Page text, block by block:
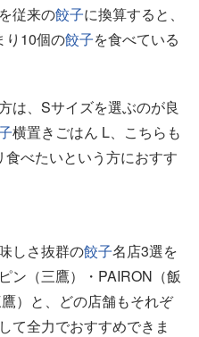
を従来の餃子に換算すると、
り10個の餃子を食べている
は、Sサイズを選ぶのが良
横置きごはん L、こちらも
べたいという方におすす
しさ抜群の餃子名店3選を
ン（三鷹）・PAIRON（飯
）と、どの店舗もそれぞ
て全力でおすすめできま